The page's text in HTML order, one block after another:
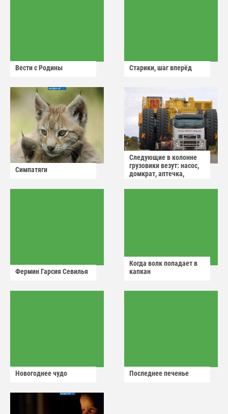
Вести с Родины Старики, шаг вперёд
Симпатяги
Следующие в колонне
грузовики везут: насос,
домкрат, аптечка,
Фермин Гарсия Севилья
Когда волк попадает в
капкан
Новогоднее чудо Последнее печенье